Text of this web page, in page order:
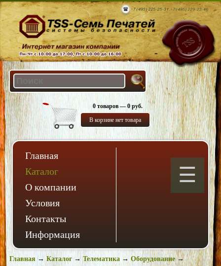
0 товаров — 0 руб.
В корзине нет товара
Главная
Каталог
О компании
Условия
Контакты
Информация
Главная →Каталог →Телематика →Оборудование→